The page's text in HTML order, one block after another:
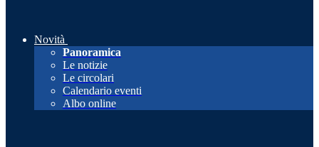
Novità
Panoramica
Le notizie
Le circolari
Calendario eventi
Albo online